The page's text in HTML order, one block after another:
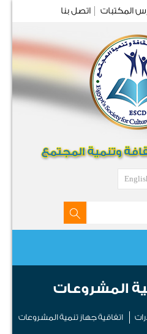
المكتبات اتصل بنا
المشروعات
اتفاقية جهاز تنمية المشروعات